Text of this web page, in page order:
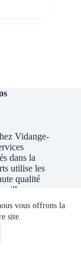
vous offrons la
site.
Vidange-
dans la
utilise les
qualité